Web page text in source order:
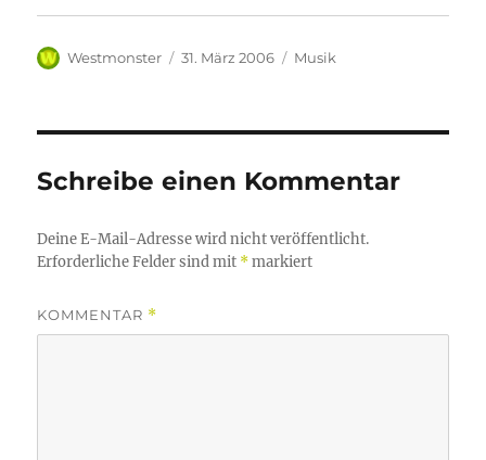
Autor
Westmonster
Veröffentlicht
31. März 2006 Kategorien
Musik
Schreibe einen Kommentar
Deine E-Mail-Adresse wird nicht veröffentlicht.
Erforderliche Felder sind mit *markiert
KOMMENTAR *